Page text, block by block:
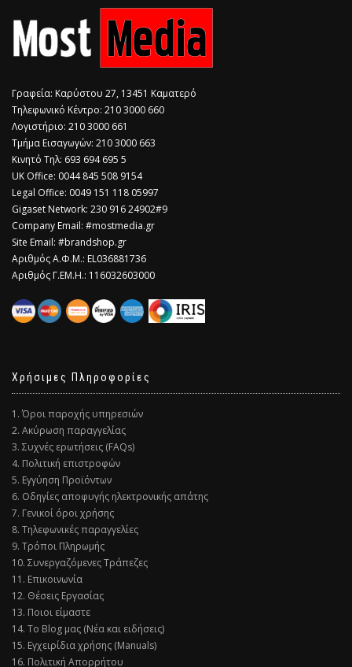
Γραφεία: Καρύστου 27, 13451 Καματερό
Τηλεφωνικό Κέντρο: 210 3000 660
Λογιστήριο: 210 3000 661
Τμήμα Εισαγωγών: 210 3000 663
Κινητό Τηλ: 693 694 695 5
​UK Office: 0044 845 508 9154
Legal Office: 0049 151 118 05997
Gigaset Network: 230 916 24902#9
Company Email: #mostmedia.gr
Site Email: #brandshop.gr
Αριθμός Α.Φ.Μ.: EL036881736
Αριθμός Γ.ΕΜ.Η.: 116032603000
Χρήσιμες Πληροφορίες
1. Όροι παροχής υπηρεσιών
2. Ακύρωση παραγγελίας
3. Συχνές ερωτήσεις (FAQs)
4. Πολιτική επιστροφών
5. Εγγύηση Προϊόντων
6. Οδηγίες αποφυγής ηλεκτρονικής απάτης
7. Γενικοί όροι χρήσης
8. Τηλεφωνικές παραγγελίες
9. Τρόποι Πληρωμής
10. Συνεργαζόμενες Τράπεζες
11. Επικοινωνία
12. Θέσεις Εργασίας
13. Ποιοι είμαστε
14. Το Blog μας (Νέα και ειδήσεις)
15. Εγχειρίδια χρήσης (Manuals)
16. Πολιτική Απορρήτου